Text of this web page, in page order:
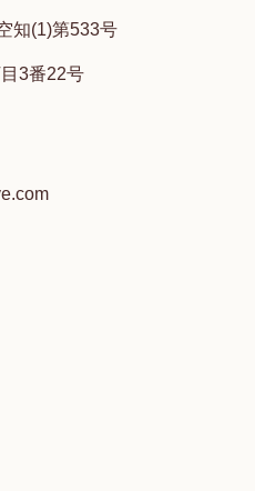
知(1)第533号
3番22号